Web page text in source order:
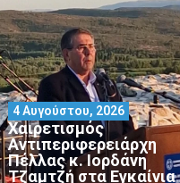
Χαιρετισμός
Αντιπεριφερειάρχη
Πέλλας κ. Ιορδάνη
Τζαμτζή στα Εγκαίνια
4 Αυγούστου, 2026